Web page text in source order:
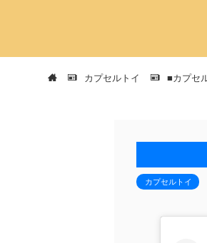
カプセルトイ ■カプセ
カプセルトイ